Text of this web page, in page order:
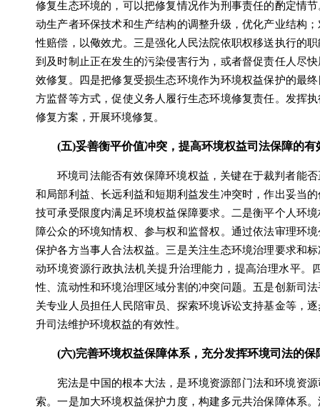
修复生态环境的，可以把修复情况作为刑事责任的酌定情
动生产者环保技术和生产结构的调整升级，优化产业结构
性赔偿，以儆效尤。三是强化人民法院依职权移送执行的
到及时制止正在发生的污染侵害行为，或者督促责任人尽
效修复。四是把修复受损生态环境作为环境权益保护的最
方监督等方式，促使义务人履行生态环境修复责任。发挥
修复方案，开展环境修复。
(五)妥善衡平价值冲突，提高环境权益司法保障的有
环境司法能否有效保障环境权益，关键在于裁判者能
和局部利益、长远利益和短期利益发生冲突时，作出妥当
技可承受限度内满足环境权益保障要求。二是衡平个人环
障公众的环境知情权、参与权和监督权。通过依法审理环
保护各方当事人合法权益。三是关注生态环境治理要求和
动环境资源行政执法机关提升治理能力，提高治理水平
性、流动性和环境治理区域分割的冲突问题。五是创新司
关专业人员担任人民陪审员、探索环境诉讼支持基金等，
升司法维护环境权益的有效性。
(六)完善环境权益保障体系，充分发挥环境司法的
宪法是中国的根本大法，是环境资源部门法和环境资
索。一是加大环境权益保护力度，构建多元共治保障体系